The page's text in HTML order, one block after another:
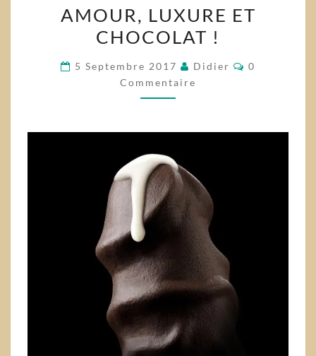
LUXURE
ET
AMOUR, LUXURE ET
CHOCOLAT !
5 Septembre 2017 Didier
0
Commentaire